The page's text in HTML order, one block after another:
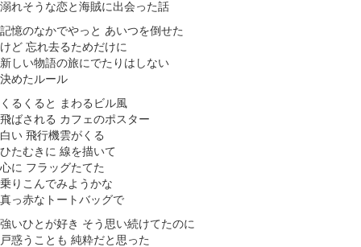
溺れそうな恋と海賊に出会った話
記憶のなかでやっと あいつを倒せた
けど 忘れ去るためだけに
新しい物語の旅にでたりはしない
決めたルール
くるくると まわるビル風
飛ばされる カフェのポスター
白い 飛行機雲がくる
ひたむきに 線を描いて
心に フラッグたてた
乗りこんでみようかな
真っ赤なトートバッグで
強いひとが好き そう思い続けてたのに
戸惑うことも 純粋だと思った